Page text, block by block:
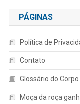
PÁGINAS
Política de
Contato
Glossário do Corpo
Moça da roça